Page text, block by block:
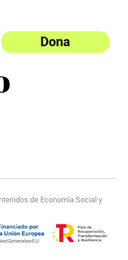
Dona
de Economía Social y